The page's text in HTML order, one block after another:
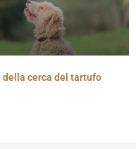
della cerca del tartufo